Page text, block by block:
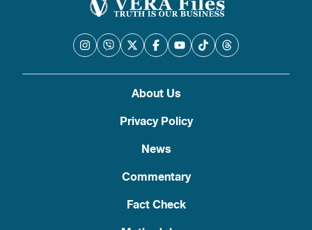
About Us
Privacy Policy
News
Commentary
Fact Check